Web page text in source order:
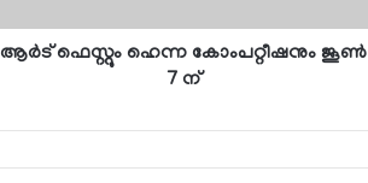
ആര്‍ട് ഫെസ്റ്റും ഹെന്ന കോംപറ്റീഷനും ജൂണ്‍
7 ന്